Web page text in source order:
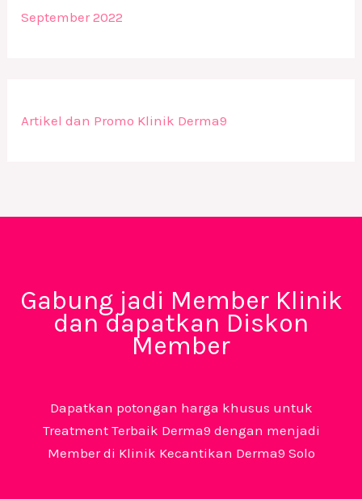
September 2022
Artikel dan Promo Klinik Derma9
Gabung jadi Member Klinik
dan dapatkan Diskon
Member
Dapatkan potongan harga khusus untuk
Treatment Terbaik Derma9 dengan menjadi
Member di Klinik Kecantikan Derma9 Solo